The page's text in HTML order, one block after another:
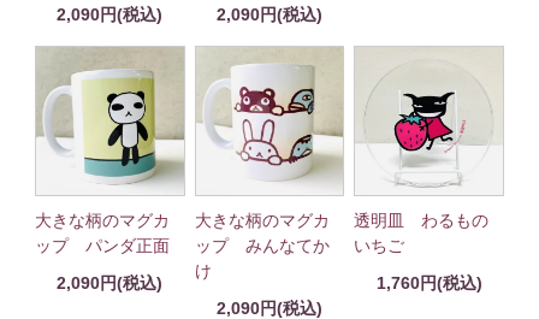
2,090円(税込)
2,090円(税込)
大きな柄のマグカ
ップ パンダ正面
2,090円(税込)
大きな柄のマグカ
ップ みんなてか
け
2,090円(税込)
透明皿 わるもの
いちご
1,760円(税込)